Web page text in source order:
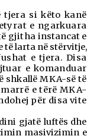
tjera si këto kanë
e ngarkuara
gjithainstancat e
të larta në stërvitje,
e tjera. Disa
e komanduar
shkallë MKA-së të
e tërë MKA-
për disa vite
gjatë luftës dhe
masivizimin e